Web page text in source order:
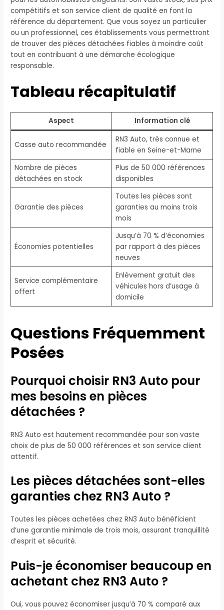
compétitifs et son service client de qualité en font la
référence du département. Que vous soyez un particulier
ou un professionnel, ces établissements vous permettront
de trouver des pièces détachées fiables à moindre coût
tout en contribuant à une démarche écologique
responsable.
Tableau récapitulatif
Aspect Information clé
Casse auto recommandée
RN3 Auto, très connue et
fiable en Seine-et-Marne
Nombre de pièces
détachées en stock
Plus de 50 000 références
disponibles
Garantie des pièces
Toutes les pièces sont
garanties au moins trois
mois
Économies potentielles
Jusqu’à 70 % d’économies
par rapport à des pièces
neuves
Service complémentaire
offert
Enlèvement gratuit des
véhicules hors d’usage à
domicile
Questions Fréquemment
Posées
Pourquoi choisir RN3 Auto pour
mes besoins en pièces
détachées ?
RN3 Auto est hautement recommandée pour son vaste
choix de plus de 50 000 références et son service client
attentif.
Les pièces détachées sont-elles
garanties chez RN3 Auto ?
Toutes les pièces achetées chez RN3 Auto bénéficient
d’une garantie minimale de trois mois, assurant tranquillité
d’esprit et sécurité.
Puis-je économiser beaucoup en
achetant chez RN3 Auto ?
Oui, vous pouvez économiser jusqu’à 70 % comparé aux